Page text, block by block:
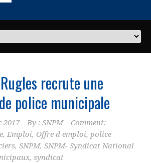
recrute une
police municipale
2017 By : SNPM
Comment:
, Emploi, Offre d emploi, police
, SNPM, SNPM- Syndicat National
, syndicat